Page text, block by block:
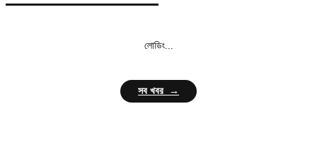
লোডিং...
সব খবর →